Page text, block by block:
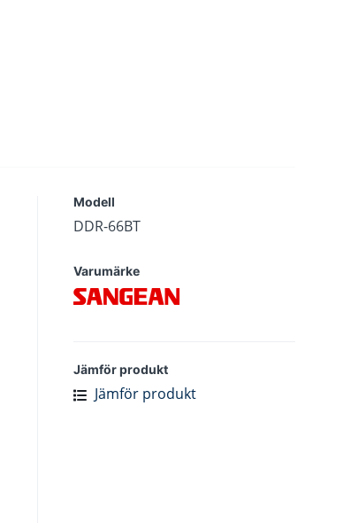
Modell
DDR-66BT
Varumärke
Jämför produkt
Jämför produkt